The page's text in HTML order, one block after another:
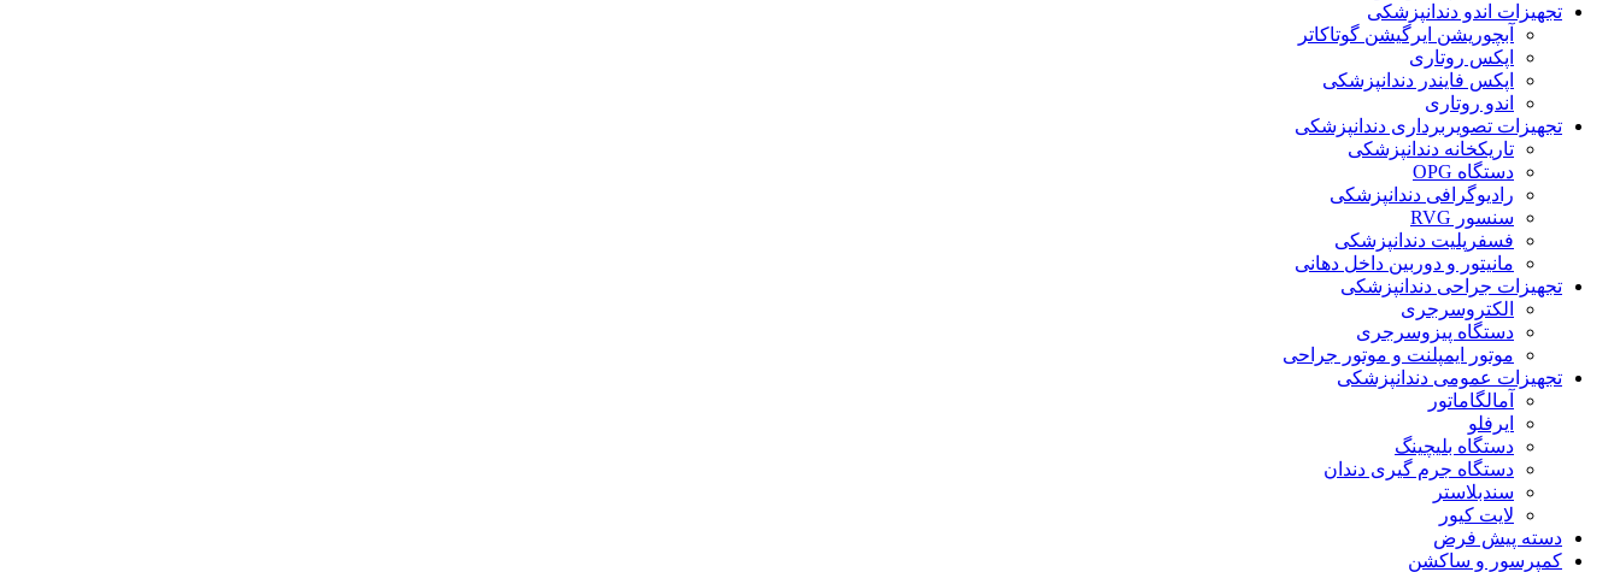
تجهیزات اندو دندانپزشکی
آبچوریشن ایرگیشن گوتاکاتر
اپکس روتاری
اپکس فایندر دندانپزشکی
اندو روتاری
تجهیزات تصویربرداری دندانپزشکی
تاریکخانه دندانپزشکی
دستگاه OPG
رادیوگرافی دندانپزشکی
سنسور RVG
فسفرپلیت دندانپزشکی
مانیتور و دوربین داخل دهانی
تجهیزات جراحی دندانپزشکی
الکتروسرجری
دستگاه پیزوسرجری
موتور ایمپلنت و موتور جراحی
تجهیزات عمومی دندانپزشکی
آمالگاماتور
ایرفلو
دستگاه بلیچینگ
دستگاه جرم گیری دندان
سندبلاستر
لایت کیور
دسته پیش فرض
کمپرسور و ساکشن